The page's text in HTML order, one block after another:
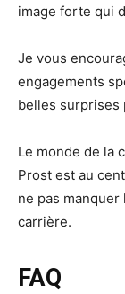
image forte qui
Je vous
engagements
belles surprises
Le monde de la
Prost est au
ne pas manquer
carrière.
FAQ